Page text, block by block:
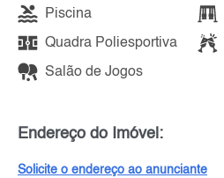
Piscina
Quadra Poliesportiva
Salão de Jogos
Endereço do Imóvel:
Solicite o endereço ao anunciante